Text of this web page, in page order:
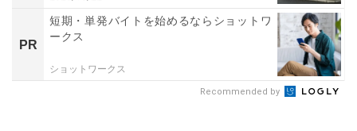
PR
短期・単発バイトを始めるならショットワ
ークス
ショットワークス
Recommended by